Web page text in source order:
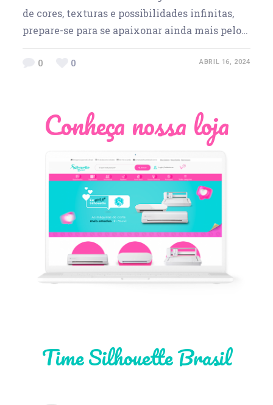
de cores, texturas e possibilidades infinitas,
prepare-se para se apaixonar ainda mais pelo…
0 0 ABRIL 16, 2024
Conheça nossa loja
Time Silhouette Brasil
Léia Pastori
Thiara Ney